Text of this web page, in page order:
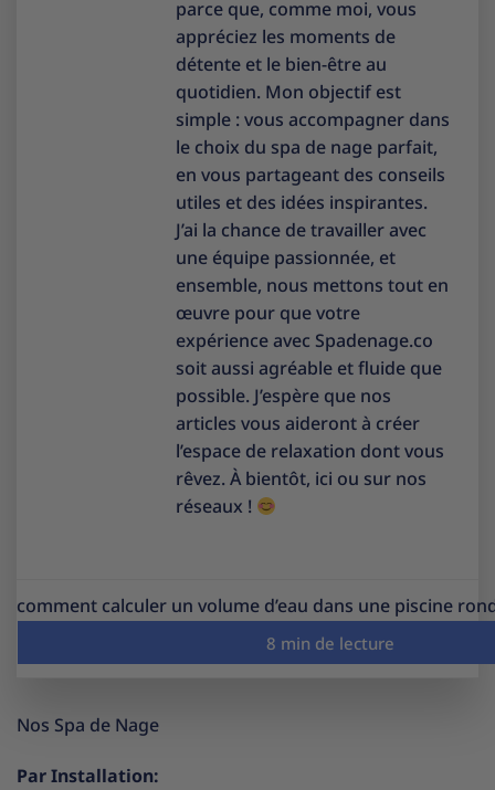
parce que, comme moi, vous
appréciez les moments de
détente et le bien-être au
quotidien. Mon objectif est
simple : vous accompagner dans
le choix du spa de nage parfait,
en vous partageant des conseils
utiles et des idées inspirantes.
J’ai la chance de travailler avec
une équipe passionnée, et
ensemble, nous mettons tout en
œuvre pour que votre
expérience avec Spadenage.co
soit aussi agréable et fluide que
possible. J’espère que nos
articles vous aideront à créer
l’espace de relaxation dont vous
rêvez. À bientôt, ici ou sur nos
réseaux !
comment calculer un volume d’eau dans une piscine
Nos Spa de Nage
Par Installation: